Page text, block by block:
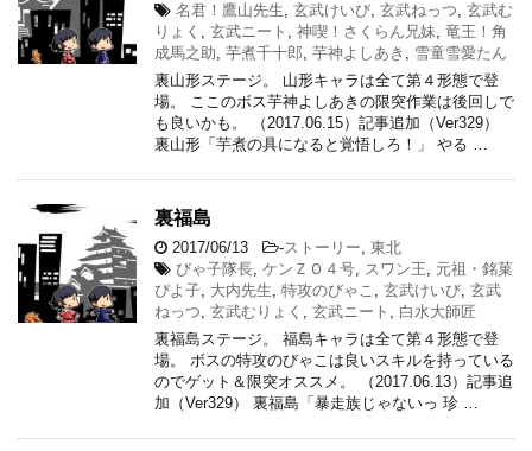
名君！鷹山先生, 玄武けいび, 玄武ねっつ, 玄武む
りょく , 玄武ニート , 神喫！さくらん兄妹, 竜王！角
成馬之助, 芋煮千十郎, 芋神よしあき , 雪童雪愛たん
裏山形ステージ。 山形キャラは全て第４形態で登
場。 ここのボス芋神よしあきの限突作業は後回しで
も良いかも。 （2017.06.15）記事追加（Ver329）
裏山形「芋煮の具になると覚悟しろ！」 やる …
裏福島
2017/06/13 -ストーリー, 東北
びゃ子隊長, ケンＺＯ４号, スワン王, 元祖・銘菓
ぴよ子, 大内先生, 特攻のびゃこ , 玄武けいび, 玄武
ねっつ, 玄武むりょく , 玄武ニート , 白水大師匠
裏福島ステージ。 福島キャラは全て第４形態で登
場。 ボスの特攻のびゃこは良いスキルを持っている
のでゲット＆限突オススメ。 （2017.06.13）記事追
加（Ver329） 裏福島「暴走族じゃないっ 珍 …